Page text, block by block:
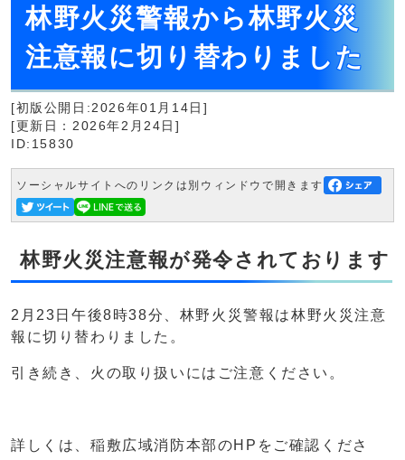
林野火災警報から林野火災
注意報に切り替わりました
[初版公開日:2026年01月14日]
[更新日：2026年2月24日]
ID:15830
ソーシャルサイトへのリンクは別ウィンドウで開きます
林野火災注意報が発令されております
2月23日午後8時38分、林野火災警報は林野火災注意
報に切り替わりました。
引き続き、火の取り扱いにはご注意ください。
詳しくは、稲敷広域消防本部のHPをご確認くださ